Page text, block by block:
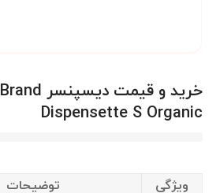
خرید و قیمت دیسپنسر Brand
Dispensette S Organic
ویژگی
توضیحات